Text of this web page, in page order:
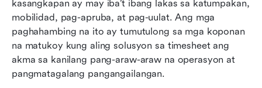
kasangkapan ay may iba’t ibang lakas sa katumpakan,
mobilidad, pag-apruba, at pag-uulat. Ang mga
paghahambing na ito ay tumutulong sa mga koponan
na matukoy kung aling solusyon sa timesheet ang
akma sa kanilang pang-araw-araw na operasyon at
pangmatagalang pangangailangan.